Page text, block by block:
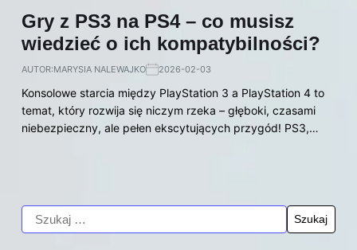
Gry z PS3 na PS4 – co musisz
wiedzieć o ich kompatybilności?
AUTOR:MARYSIA NALEWAJKO 2026-02-03
Konsolowe starcia między PlayStation 3 a PlayStation 4 to
temat, który rozwija się niczym rzeka – głęboki, czasami
niebezpieczny, ale pełen ekscytujących przygód! PS3,…